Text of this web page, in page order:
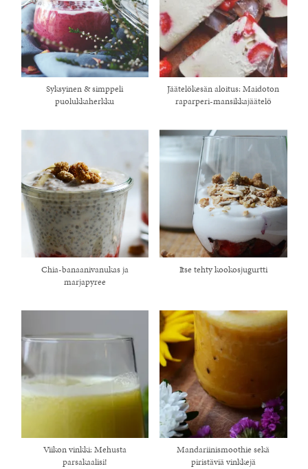
Syksyinen & simppeli
puolukkaherkku
Jäätelökesän aloitus: Maidoton
raparperi-mansikkajäätelö
Chia-banaanivanukas ja
marjapyree
Itse tehty kookosjugurtti
Viikon vinkki: Mehusta
parsakaalisi!
Mandariinismoothie sekä
piristäviä vinkkejä